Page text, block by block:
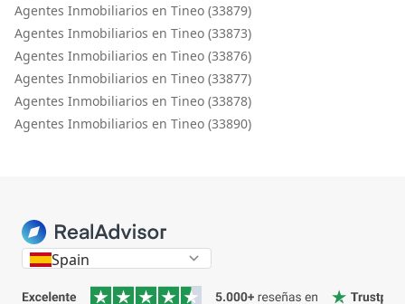
Agentes Inmobiliarios en Tineo (33879)
Agentes Inmobiliarios en Tineo (33873)
Agentes Inmobiliarios en Tineo (33876)
Agentes Inmobiliarios en Tineo (33877)
Agentes Inmobiliarios en Tineo (33878)
Agentes Inmobiliarios en Tineo (33890)
Spain